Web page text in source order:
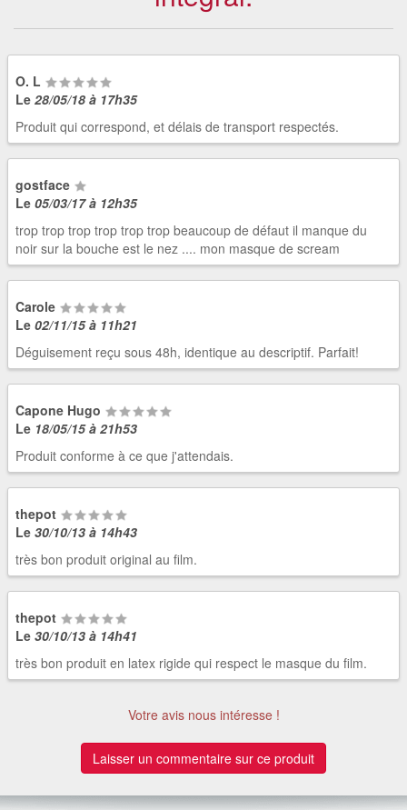
O. L
Le 28/05/18 à 17h35
Produit qui correspond, et délais de transport respectés.
gostface
Le 05/03/17 à 12h35
trop trop trop trop trop trop beaucoup de défaut il manque du
noir sur la bouche est le nez .... mon masque de scream
Carole
Le 02/11/15 à 11h21
Déguisement reçu sous 48h, identique au descriptif. Parfait!
Capone Hugo
Le 18/05/15 à 21h53
Produit conforme à ce que j'attendais.
thepot
Le 30/10/13 à 14h43
très bon produit original au film.
thepot
Le 30/10/13 à 14h41
très bon produit en latex rigide qui respect le masque du film.
Votre avis nous intéresse !
Laisser un commentaire sur ce produit